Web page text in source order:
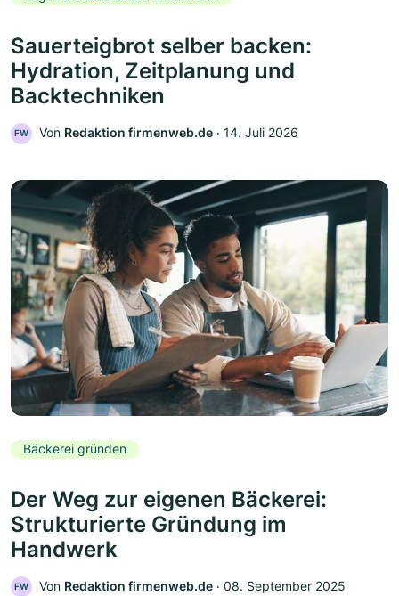
Sauerteigbrot selber backen:
Hydration, Zeitplanung und
Backtechniken
FW Von Redaktion firmenweb.de ‧ 14. Juli 2026
Bäckerei gründen
Der Weg zur eigenen Bäckerei:
Strukturierte Gründung im
Handwerk
FW Von Redaktion firmenweb.de ‧ 08. September 2025